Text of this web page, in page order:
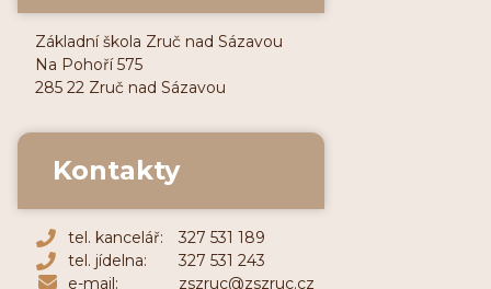
Základní škola Zruč nad Sázavou
Na Pohoří 575
285 22 Zruč nad Sázavou
Kontakty
tel. kancelář:
327 531 189
tel. jídelna:
327 531 243
e-mail:
zszruc@zszruc.cz